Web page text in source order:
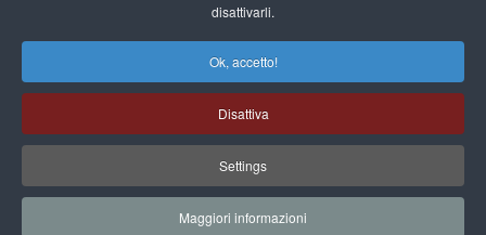
disattivarli.
Ok, accetto!
Disattiva
Settings
Maggiori informazioni
Per il 2026 sono previste circa 200.000 spedizioni, in netta
crescita rispetto al 2025